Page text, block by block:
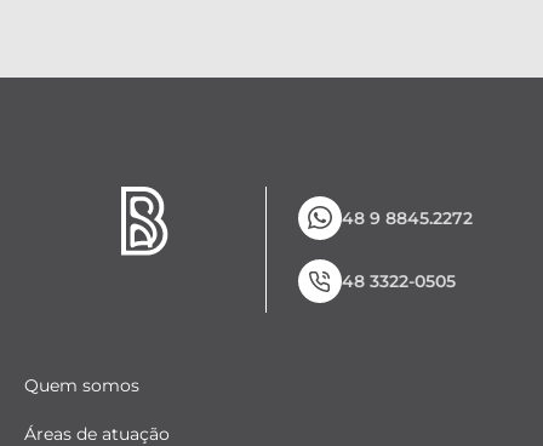
48 9 8845.2272
48 3322-0505
Quem somos
Áreas de atuação